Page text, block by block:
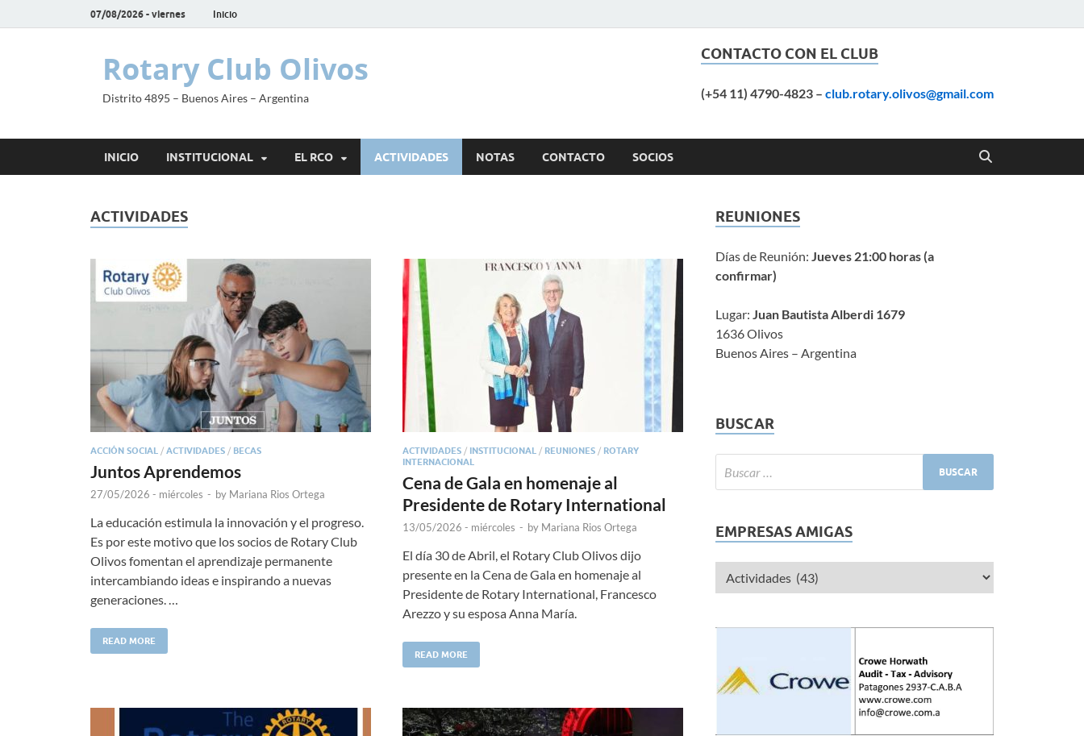
07/08/2026 - viernes Inicio
Rotary Club Olivos
Distrito 4895 – Buenos Aires – Argentina
CONTACTO CON EL CLUB
(+54 11) 4790-4823 – club.rotary.olivos@gmail.com
INICIO INSTITUCIONAL EL RCO ACTIVIDADES NOTAS CONTACTO SOCIOS
ACTIVIDADES
ACCIÓN SOCIAL / ACTIVIDADES / BECAS
Juntos Aprendemos
27/05/2026 - miércoles - by Mariana Rios Ortega
La educación estimula la innovación y el progreso.
Es por este motivo que los socios de Rotary Club
Olivos fomentan el aprendizaje permanente
intercambiando ideas e inspirando a nuevas
generaciones. …
READ MORE
ACTIVIDADES / INSTITUCIONAL / REUNIONES / ROTARY
INTERNACIONAL
Cena de Gala en homenaje al
Presidente de Rotary International
13/05/2026 - miércoles - by Mariana Rios Ortega
El día 30 de Abril, el Rotary Club Olivos dijo
presente en la Cena de Gala en homenaje al
Presidente de Rotary International, Francesco
Arezzo y su esposa Anna María.
READ MORE
REUNIONES
Días de Reunión:Jueves 21:00 horas (a
confirmar)
Lugar:Juan Bautista Alberdi 1679
1636 Olivos
Buenos Aires – Argentina
BUSCAR
EMPRESAS AMIGAS